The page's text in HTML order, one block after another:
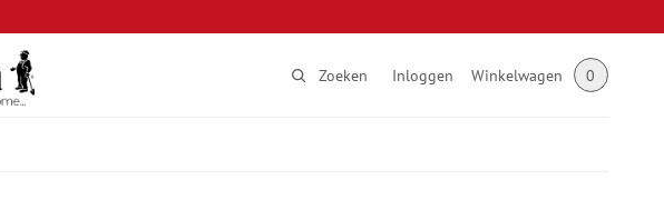
Zoeken Inloggen Winkelwagen 0